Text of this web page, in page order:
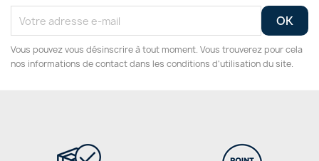
Vous pouvez vous désinscrire à tout moment. Vous trouverez pour cela
nos informations de contact dans les conditions d'utilisation du site.